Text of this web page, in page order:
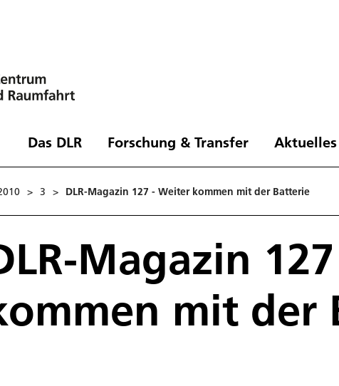
Das DLR Forschung & Transfer Aktuelles
> 3 > DLR-Magazin 127 - Weiter kommen mit der Batterie
Magazin
mit der